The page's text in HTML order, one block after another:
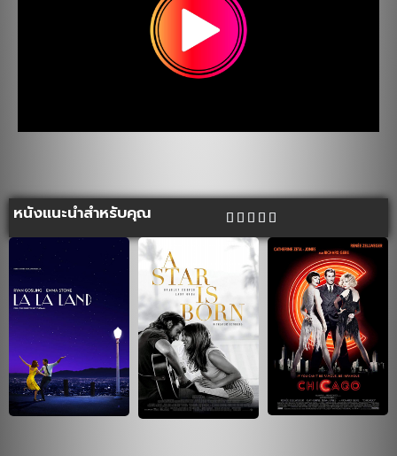
หนังแนะนำสำหรับคุณ     